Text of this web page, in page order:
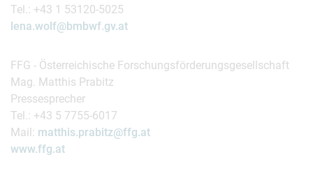
Tel.: +43 1 53120-5025
lena.wolf@bmbwf.gv.at
FFG - Österreichische Forschungsförderungsgesellschaft
Mag. Matthis Prabitz
Pressesprecher
Tel.: +43 5 7755-6017
Mail: matthis.prabitz@ffg.at
www.ffg.at